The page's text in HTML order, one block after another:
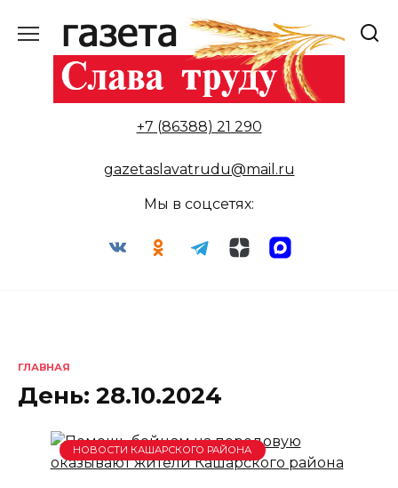
содержанию
+7 (86388) 21 290
gazetaslavatrudu@mail.ru
Мы в соцсетях:
ГЛАВНАЯ
День: 28.10.2024
НОВОСТИ КАШАРСКОГО РАЙОНА